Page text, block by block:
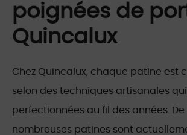
poignées de
Quincalux
Chez Quincalux, chaque patine est
selon des techniques artisanales
perfectionnées au fil des années. De
nombreuses patines sont